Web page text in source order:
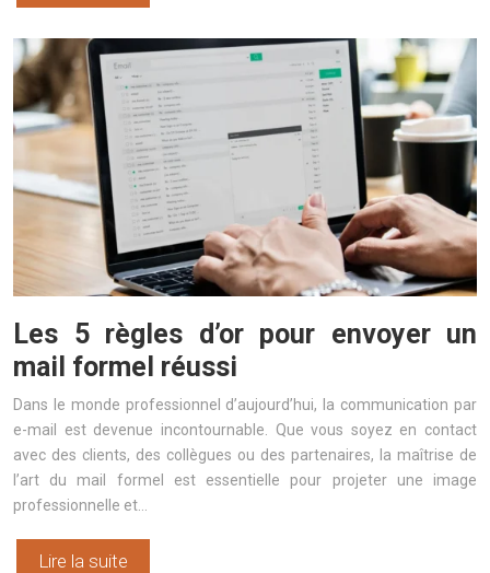
Les 5 règles d’or pour envoyer un
mail formel réussi
Dans le monde professionnel d’aujourd’hui, la communication par
e-mail est devenue incontournable. Que vous soyez en contact
avec des clients, des collègues ou des partenaires, la maîtrise de
l’art du mail formel est essentielle pour projeter une image
professionnelle et…
Lire la suite